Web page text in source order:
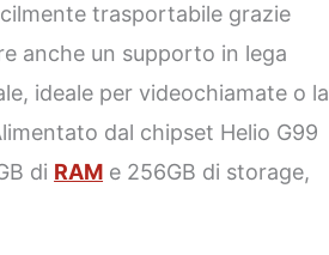
trasportabile grazie
anche un supporto in lega
ideale per videochiamate o la
dal chipset Helio G99
di RAM e 256GB di storage,